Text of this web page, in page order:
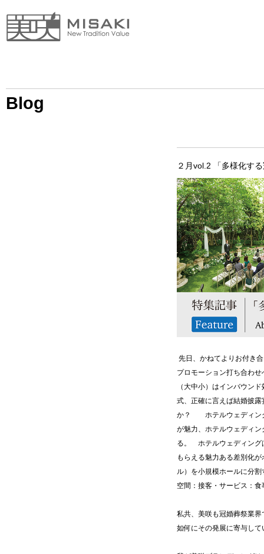
Blog
２月vol.2 「多様化す
先日、かねてよりお付き
プロモーション打ち合わ
（大中小）はインバウン
式、正確に言えば結婚披
か？ ホテルウェディング
が魅力、ホテルウェディ
る。 ホテルウェディン
もらえる魅力ある差別化
ル）を小規模ホールに分
空間：接客・サービス：
私共、美咲も冠婚葬祭業
如何にその発展に寄与し